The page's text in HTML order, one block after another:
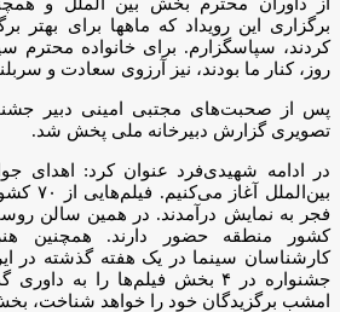
برگزاری این رویداد که ماهها برای بهتر
کردند، سپاسگزارم. برای خانواده محترم
روز، کنار ما بودند، نیز آرزوی سعادت و
تصویری گزارش دبیرخانه ملی پخش شد.
در ادامه شهیدی‌فرد عنوان کرد: اهدای
کشور منطقه حضور دارند. همچنین
کارشناسان سینما در یک هفته گذشته در
جشنواره در ۴ بخش فیلم‌ها را به
امشب برگزیدگان خود را خواهد شناخت،